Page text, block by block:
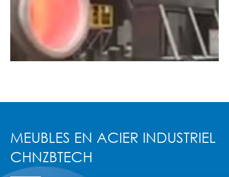
MEUBLES EN ACIER INDUSTRIEL
CHNZBTECH